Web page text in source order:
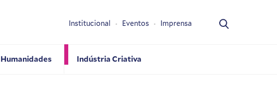
Humanidades Indústria Criativa
Institucional Eventos Imprensa